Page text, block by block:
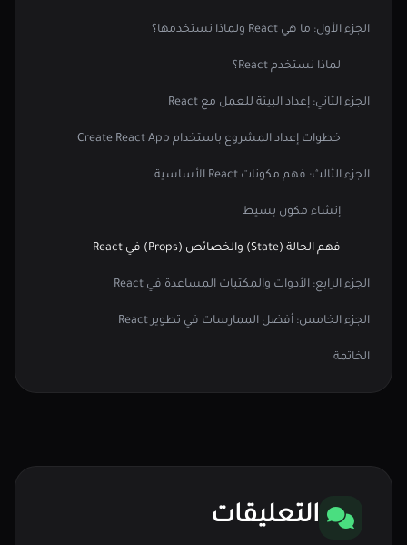
الجزء الأول: ما هي React ولماذا نستخدمها؟
لماذا نستخدم React؟
الجزء الثاني: إعداد البيئة للعمل مع React
خطوات إعداد المشروع باستخدام Create React App
الجزء الثالث: فهم مكونات React الأساسية
إنشاء مكون بسيط
فهم الحالة (State) والخصائص (Props) في React
الجزء الرابع: الأدوات والمكتبات المساعدة في React
الجزء الخامس: أفضل الممارسات في تطوير React
الخاتمة
التعليقات